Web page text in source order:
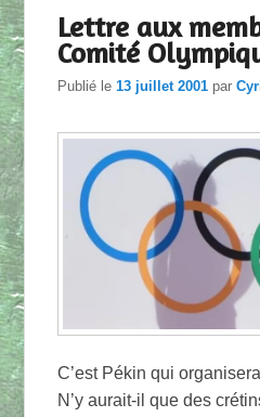
Lettre aux
Comité
Publié le13 juillet 2001 par
C’est Pékin qui
N’y aurait-il que des